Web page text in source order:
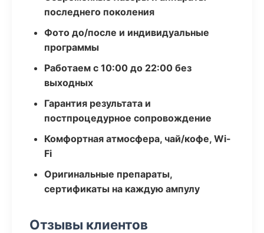
последнего поколения
Фото до/после и индивидуальные
программы
Работаем с 10:00 до 22:00 без
выходных
Гарантия результата и
постпроцедурное сопровождение
Комфортная атмосфера, чай/кофе, Wi-
Fi
Оригинальные препараты,
сертификаты на каждую ампулу
Отзывы клиентов